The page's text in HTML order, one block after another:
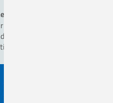
nach ISO 50 001
betreiben Energiemanagement
achten auf energieeffiziente
hierdurch nicht